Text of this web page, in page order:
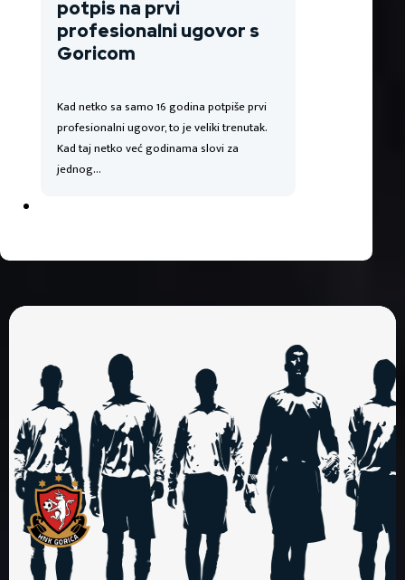
potpis na prvi
profesionalni ugovor s
Goricom
Kad netko sa samo 16 godina potpiše prvi
profesionalni ugovor, to je veliki trenutak.
Kad taj netko već godinama slovi za
jednog…